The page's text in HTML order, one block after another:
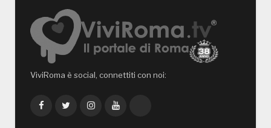
ViviRoma è social, connettiti con noi:
FacebookTwitterInstagramYouTube